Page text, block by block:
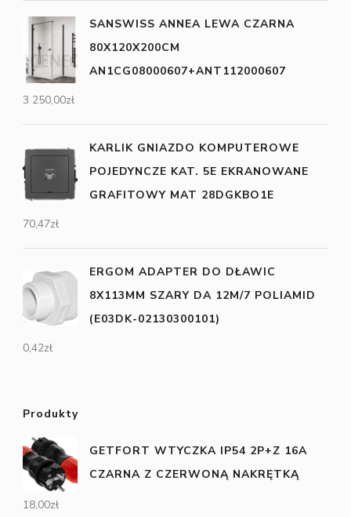
SANSWISS ANNEA LEWA CZARNA
80X120X200CM
AN1CG08000607+ANT112000607
3 250,00zł
KARLIK GNIAZDO KOMPUTEROWE
POJEDYNCZE KAT. 5E EKRANOWANE
GRAFITOWY MAT 28DGKBO1E
70,47zł
ERGOM ADAPTER DO DŁAWIC
8X113MM SZARY DA 12M/7 POLIAMID
(E03DK-02130300101)
0,42zł
Produkty
GETFORT WTYCZKA IP54 2P+Z 16A
CZARNA Z CZERWONĄ NAKRĘTKĄ
18,00zł